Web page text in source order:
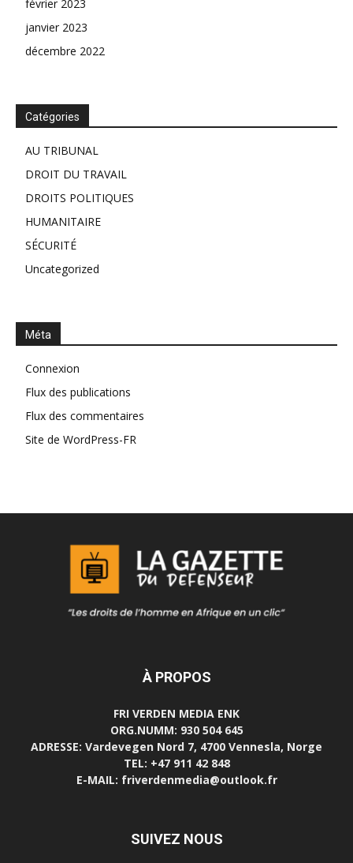
février 2023
janvier 2023
décembre 2022
Catégories
AU TRIBUNAL
DROIT DU TRAVAIL
DROITS POLITIQUES
HUMANITAIRE
SÉCURITÉ
Uncategorized
Méta
Connexion
Flux des publications
Flux des commentaires
Site de WordPress-FR
À PROPOS
FRI VERDEN MEDIA ENK
ORG.NUMM: 930 504 645
ADRESSE: Vardevegen Nord 7, 4700 Vennesla, Norge
TEL: +47 911 42 848
E-MAIL: friverdenmedia@outlook.fr
SUIVEZ NOUS